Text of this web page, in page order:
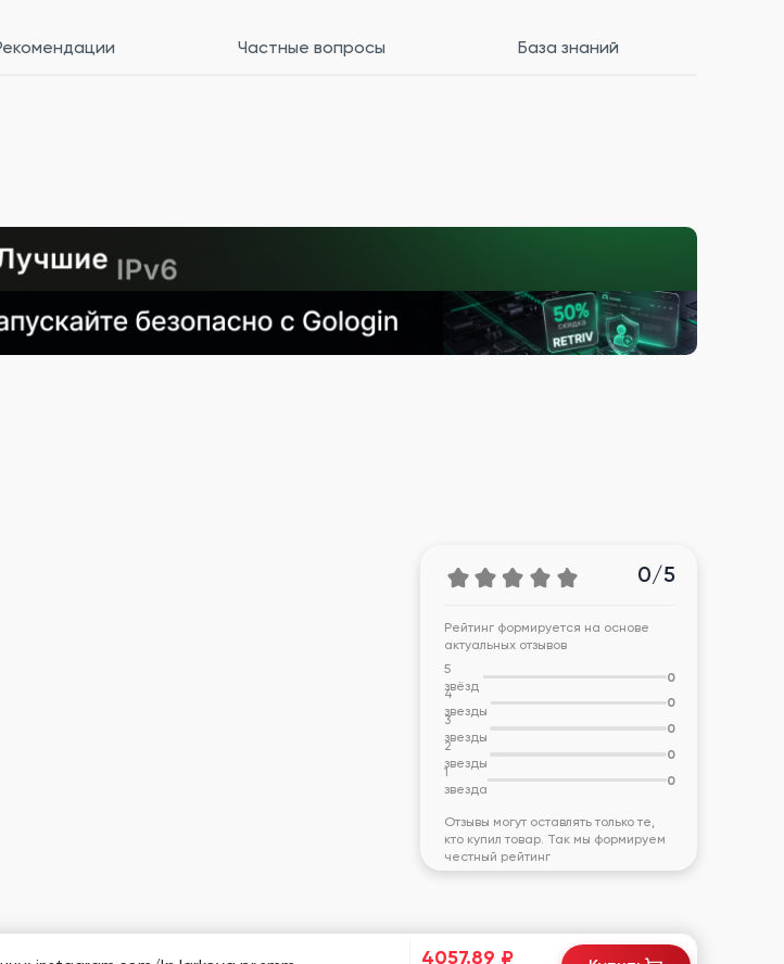
Частные вопросы База знаний
0/5
Рейтинг формируется на основе
актуальных отзывов
5
звёзд
0
4
звезды
0
3
звезды
0
2
звезды
0
1
звезда
0
Отзывы могут оставлять только те,
кто купил товар. Так мы формируем
честный рейтинг
4057.89 ₽